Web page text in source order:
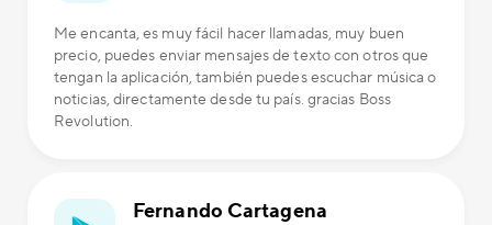
Me encanta, es muy fácil hacer llamadas, muy buen
precio, puedes enviar mensajes de texto con otros que
tengan la aplicación, también puedes escuchar música o
noticias, directamente desde tu país. gracias Boss
Revolution.
Fernando Cartagena